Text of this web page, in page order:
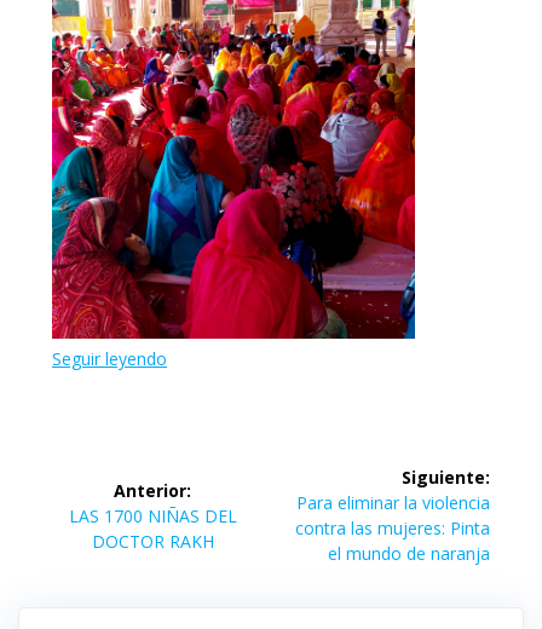
Seguir leyendo
entradas
Anterior:
Entrada
anterior:
LAS 1700 NIÑAS DEL
DOCTOR RAKH
Siguiente:
Siguiente
entrada:
Para eliminar la violencia
contra las mujeres: Pinta
el mundo de naranja